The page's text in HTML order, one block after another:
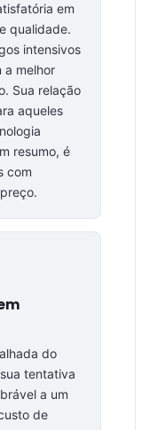
em
qualidade.
intensivos
a melhor
Sua relação
aqueles
resumo, é
com
do
tentativa
a um
de